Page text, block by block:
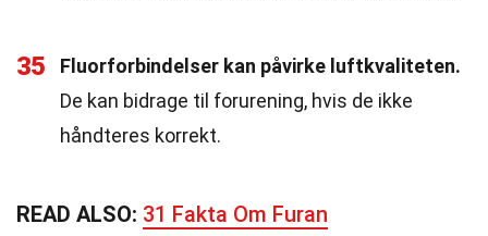
35
Fluorforbindelser kan påvirke luftkvaliteten.
De kan bidrage til forurening, hvis de ikke
håndteres korrekt.
READ ALSO: 31 Fakta Om Furan